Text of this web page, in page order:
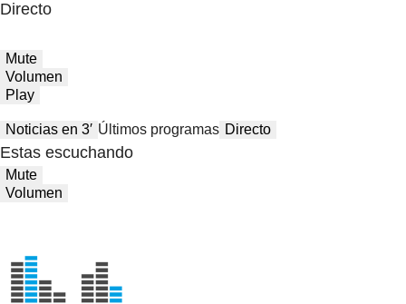
Directo
Mute
Volumen
Play
Noticias en 3′ Últimos programas Directo
Estas escuchando
Mute
Volumen